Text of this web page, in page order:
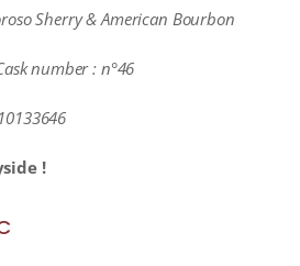
Sherry & American Bourbon
number : n°46
!